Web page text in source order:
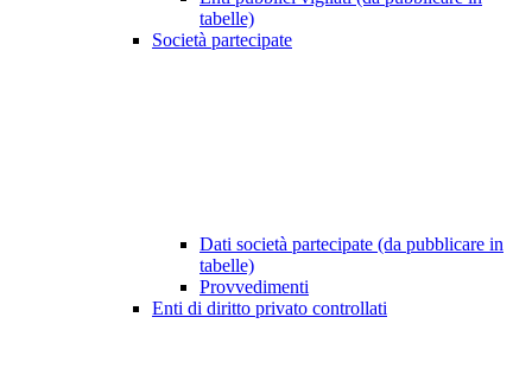
tabelle)
Società partecipate
Dati società partecipate (da pubblicare in
tabelle)
Provvedimenti
Enti di diritto privato controllati